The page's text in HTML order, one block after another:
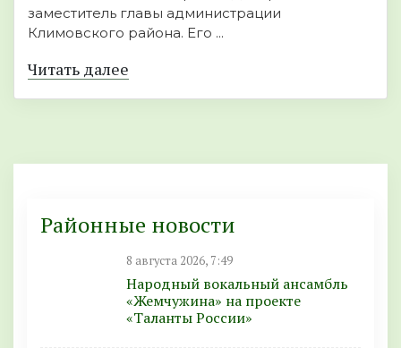
заместитель главы администрации
Климовского района. Его ...
Читать далее
Районные новости
8 августа 2026, 7:49
Народный вокальный ансамбль
«Жемчужина» на проекте
«Таланты России»